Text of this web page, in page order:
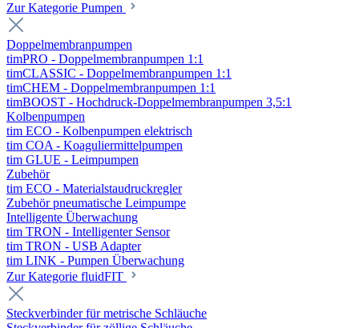
Zur Kategorie Pumpen
Doppelmembranpumpen
timPRO - Doppelmembranpumpen 1:1
timCLASSIC - Doppelmembranpumpen 1:1
timCHEM - Doppelmembranpumpen 1:1
timBOOST - Hochdruck-Doppelmembranpumpen 3,5:1
Kolbenpumpen
tim ECO - Kolbenpumpen elektrisch
tim COA - Koaguliermittelpumpen
tim GLUE - Leimpumpen
Zubehör
tim ECO - Materialstaudruckregler
Zubehör pneumatische Leimpumpe
Intelligente Überwachung
tim TRON - Intelligenter Sensor
tim TRON - USB Adapter
tim LINK - Pumpen Überwachung
Zur Kategorie fluidFIT
Steckverbinder für metrische Schläuche